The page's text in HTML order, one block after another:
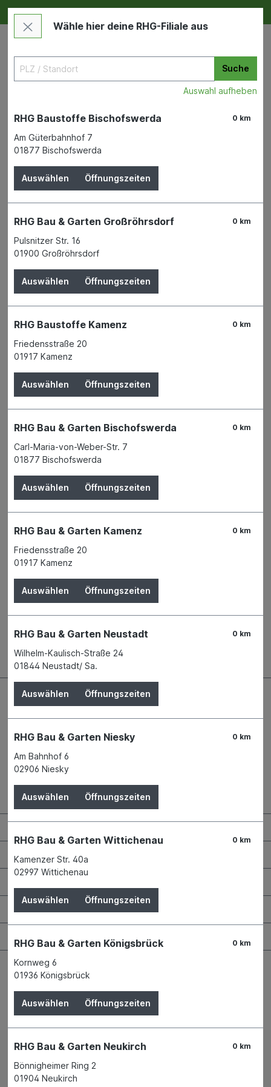
Deine RHG NEU ERLEBEN
Fallrohr DN 80 Alu-braun 2 m
Der Preis wird erst nach Wahl einer Filiale
angezeigt.
Zum Merkzettel hinzufügen
Verfügbarkeit
Verfügbar in 5 Filialen Filiale auswählen
Name
SAREI Haus- und Dachtechnik GmbH
Telefon
+49 371 84243 - 0
E-Mail
info@sarei.de
Beschreibung
Kontaktdaten und Öffnungszeiten
RHG Helfer
Wissenswertes
Versand und Zahlungsbedingungen
Wähle hier deine RHG-Filiale aus
Suche
Auswahl aufheben
0 km
RHG Baustoffe Bischofswerda
Am Güterbahnhof 7
01877 Bischofswerda
Auswählen Öffnungszeiten
0 km
RHG Bau & Garten Großröhrsdorf
Pulsnitzer Str. 16
01900 Großröhrsdorf
Auswählen Öffnungszeiten
0 km
RHG Baustoffe Kamenz
Friedensstraße 20
01917 Kamenz
Auswählen Öffnungszeiten
0 km
RHG Bau & Garten Bischofswerda
Carl-Maria-von-Weber-Str. 7
01877 Bischofswerda
Auswählen Öffnungszeiten
0 km
RHG Bau & Garten Kamenz
Friedensstraße 20
01917 Kamenz
Auswählen Öffnungszeiten
0 km
RHG Bau & Garten Neustadt
Wilhelm-Kaulisch-Straße 24
01844 Neustadt/ Sa.
Auswählen Öffnungszeiten
0 km
RHG Bau & Garten Niesky
Am Bahnhof 6
02906 Niesky
Auswählen Öffnungszeiten
0 km
RHG Bau & Garten Wittichenau
Kamenzer Str. 40a
02997 Wittichenau
Auswählen Öffnungszeiten
0 km
RHG Bau & Garten Königsbrück
Kornweg 6
01936 Königsbrück
Auswählen Öffnungszeiten
0 km
RHG Bau & Garten Neukirch
Bönnigheimer Ring 2
01904 Neukirch